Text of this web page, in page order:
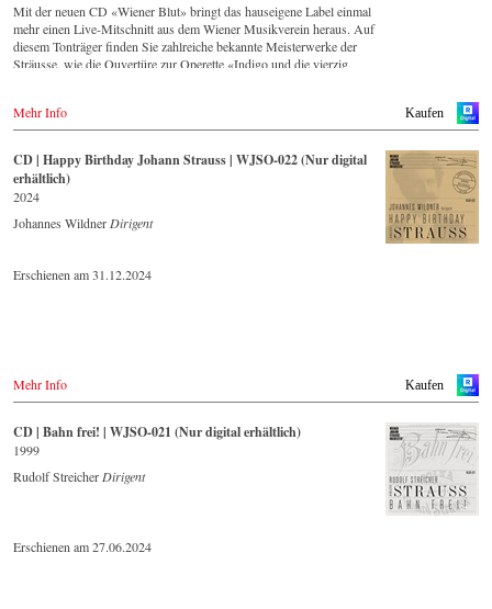
Mit der neuen CD «Wiener Blut» bringt das hauseigene Label einmal
mehr einen Live-Mitschnitt aus dem Wiener Musikverein heraus. Auf
diesem Tonträger finden Sie zahlreiche bekannte Meisterwerke der
Sträusse, wie die Ouvertüre zur Operette «Indigo und die vierzig
verfügbar.
Kaufen
Mehr Info
CD | Happy Birthday Johann Strauss | WJSO-022 (Nur digital
erhältlich)
2024
Johannes Wildner Dirigent
Erschienen am 31.12.2024
Kaufen
Mehr Info
CD | Bahn frei! | WJSO-021 (Nur digital erhältlich)
1999
Rudolf Streicher Dirigent
Erschienen am 27.06.2024